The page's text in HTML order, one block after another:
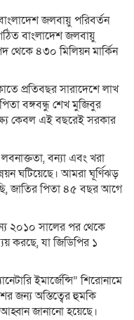
জলবায়ু পরিবর্তন
বাংলাদেশ জলবায়ু
থেকে ৪৩০ মিলিয়ন মার্কিন
প্রতিবছর সারাদেশে লাখ
বঙ্গবন্ধু শেখ মুজিবুর
কেবল এই বছরেই সরকার
বন্যা এবং খরা
ঘটিয়েছে। আমরা ঘূর্ণিঝড়
জাতির পিতা ৪৫ বছর আগে
২০১০ সালের পর থেকে
করছে, যা জিডিপির ১
ইমার্জেন্সি” শিরোনামে
জন্য অস্তিত্বের হুমকি
জানানো হয়েছে।